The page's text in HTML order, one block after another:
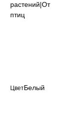
растений|От
птиц
ЦветБелый